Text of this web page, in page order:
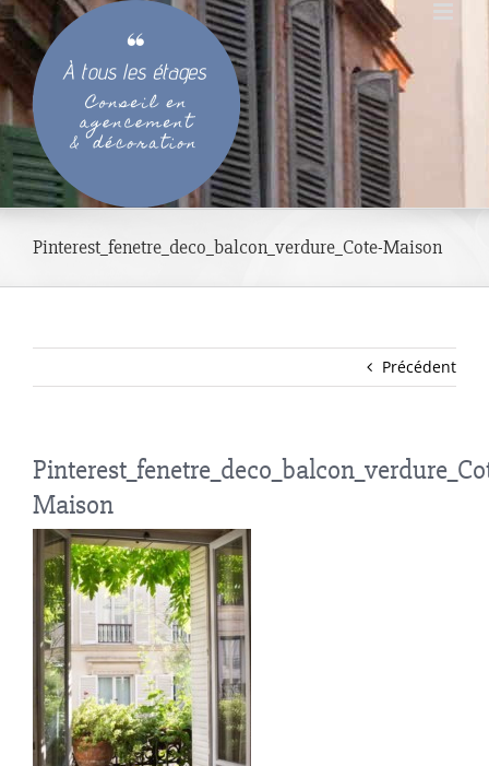
Passer
au
contenu
Pinterest_fenetre_deco_balcon_verdure_Cote-Maison
Précédent
Maison